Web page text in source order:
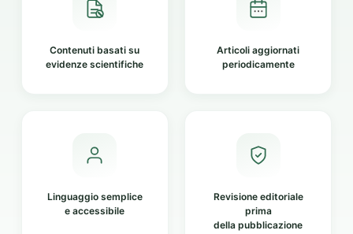
Contenuti basati su
evidenze scientifiche
Articoli aggiornati
periodicamente
Linguaggio semplice
e accessibile
Revisione editoriale
prima
della pubblicazione